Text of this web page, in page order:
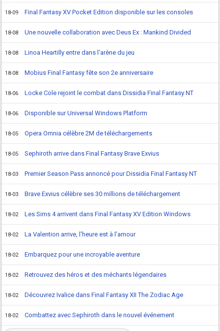
18-09 Final Fantasy XV Pocket Edition disponible sur les consoles
18-08 Une nouvelle collaboration avec Deus Ex : Mankind Divided
18-08 Linoa Heartilly entre dans l'arène du jeu
18-08 Mobius Final Fantasy fête son 2e anniversaire
18-06 Locke Cole rejoint le combat dans Dissidia Final Fantasy NT
18-06 Disponible sur Universal Windows Platform
18-05 Opera Omnia célèbre 2M de téléchargements
18-05 Sephiroth arrive dans Final Fantasy Brave Exvius
18-03 Premier Season Pass annoncé pour Dissidia Final Fantasy NT
18-03 Brave Exvius célèbre ses 30 millions de téléchargement
18-02 Les Sims 4 arrivent dans Final Fantasy XV Edition Windows
18-02 La Valention arrive, l'heure est à l'amour
18-02 Embarquez pour une incroyable aventure
18-02 Retrouvez des héros et des méchants légendaires
18-02 Découvrez Ivalice dans Final Fantasy XII The Zodiac Age
18-02 Combattez avec Sephiroth dans le nouvel événement